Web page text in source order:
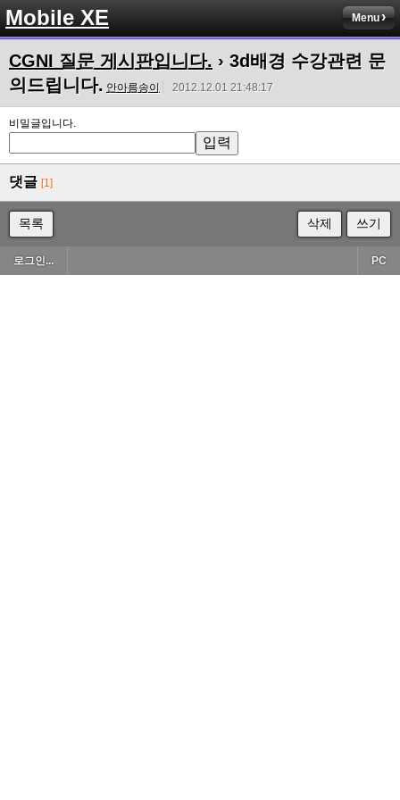
Mobile XE Menu
CGNI 질문 게시판입니다. › 3d배경 수강관련 문
의드립니다. 안아름송이 2012.12.01 21:48:17
비밀글입니다.
댓글 [1]
목록 쓰기
삭제
로그인... PC